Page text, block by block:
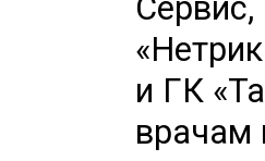
и ГК
врачам